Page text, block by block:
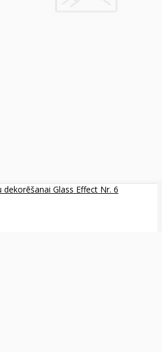
Glass Effect Nr. 6